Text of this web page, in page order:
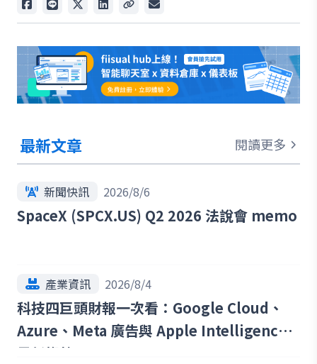
最新文章 閱讀更多
新聞快訊 2026/8/6
SpaceX (SPCX.US) Q2 2026 法說會 memo
產業資訊 2026/8/4
科技四巨頭財報一次看：Google Cloud、
Azure、Meta 廣告與 Apple Intelligence
最新趨勢